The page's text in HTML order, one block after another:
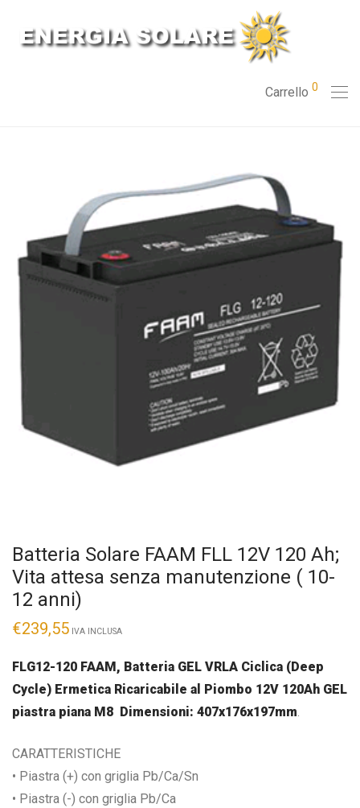
Carrello 0
Batteria Solare FAAM FLL 12V 120 Ah;
Vita attesa senza manutenzione ( 10-
12 anni)
€239,55 IVA INCLUSA
FLG12-120 FAAM, Batteria GEL VRLA Ciclica (Deep
Cycle) Ermetica Ricaricabile al Piombo 12V 120Ah GEL
piastra piana M8 Dimensioni: 407x176x197mm.
CARATTERISTICHE
• Piastra (+) con griglia Pb/Ca/Sn
• Piastra (-) con griglia Pb/Ca